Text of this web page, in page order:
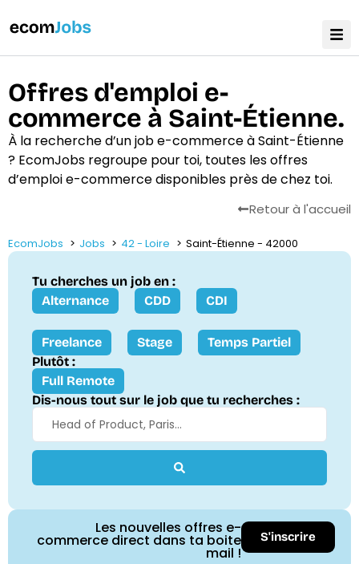
Offres d'emploi e-
commerce à Saint-Étienne.
À la recherche d’un job e-commerce à Saint-Étienne
? EcomJobs regroupe pour toi, toutes les offres
d’emploi e-commerce disponibles près de chez toi.
Retour à l'accueil
EcomJobs Jobs 42 - Loire Saint-Étienne - 42000
Tu cherches un job en :
Alternance
CDD CDI
Freelance Stage
Temps Partiel
Plutôt :
Full Remote
Dis-nous tout sur le job que tu recherches :
Les nouvelles offres e-
commerce direct dans ta boite
mail !
S'inscrire